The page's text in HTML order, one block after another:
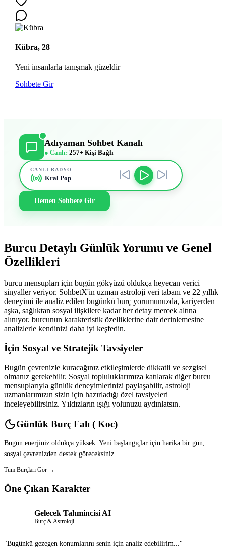
Kübra, 28
Yeni insanlarla tanışmak güzeldir
Sohbete Gir
Adıyaman Sohbet Kanalı
● Canlı: 257+ Kişi Bağlı
CANLI RADYO
Kral Pop
Hemen Sohbete Gir
Burcu Detaylı Günlük Yorumu ve Genel
Özellikleri
burcu mensupları için bugün gökyüzü oldukça heyecan verici
sinyaller veriyor. SohbetX'in uzman astroloji veri tabanı ve 22 yıllık
deneyimi ile analiz edilen bugünkü burç yorumunuzda, kariyerden
aşka, sağlıktan sosyal ilişkilere kadar her detay mercek altına
alınıyor. burcunun karakteristik özelliklerine dair derinlemesine
analizlerle kendinizi daha iyi keşfedin.
İçin Sosyal ve Stratejik Tavsiyeler
Bugün çevrenizle kuracağınız etkileşimlerde dikkatli ve sezgisel
olmanız gerekebilir. Sosyal topluluklarımıza katılarak diğer burcu
mensuplarıyla günlük deneyimlerinizi paylaşabilir, astroloji
uzmanlarımızın sizin için hazırladığı özel tavsiyeleri
inceleyebilirsiniz. Yıldızların ışığı yolunuzu aydınlatsın.
Günlük Burç Falı ( Koc)
Bugün enerjiniz oldukça yüksek. Yeni başlangıçlar için harika bir gün,
sosyal çevrenizden destek göreceksiniz.
Tüm Burçları Gör →
Öne Çıkan Karakter
Gelecek Tahmincisi AI
Burç & Astroloji
"Bugünkü gezegen konumlarını senin için analiz edebilirim..."